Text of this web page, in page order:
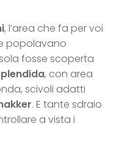
, l’area che fa per voi
popolavano
fosse scoperta
, con area
scivoli adatti
. E tante sdraio
a vista i